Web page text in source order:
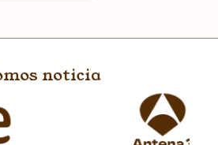
noticia